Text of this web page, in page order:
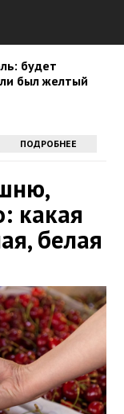
будет
был желтый
ПОДРОБНЕЕ
какая
белая